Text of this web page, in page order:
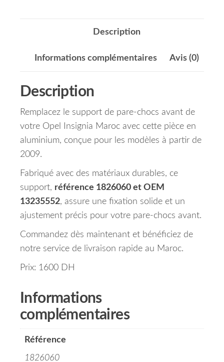
Description
Informations complémentaires Avis (0)
Description
Remplacez le support de pare-chocs avant de
votre Opel Insignia Maroc avec cette pièce en
aluminium, conçue pour les modèles à partir de
2009.
Fabriqué avec des matériaux durables, ce
support, référence 1826060 et OEM
13235552, assure une fixation solide et un
ajustement précis pour votre pare-chocs avant.
Commandez dès maintenant et bénéficiez de
notre service de livraison rapide au Maroc.
Prix: 1600 DH
Informations
complémentaires
Référence
1826060